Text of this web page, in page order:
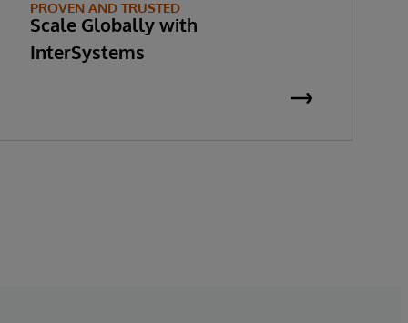
PROVEN AND TRUSTED
Scale Globally with
InterSystems